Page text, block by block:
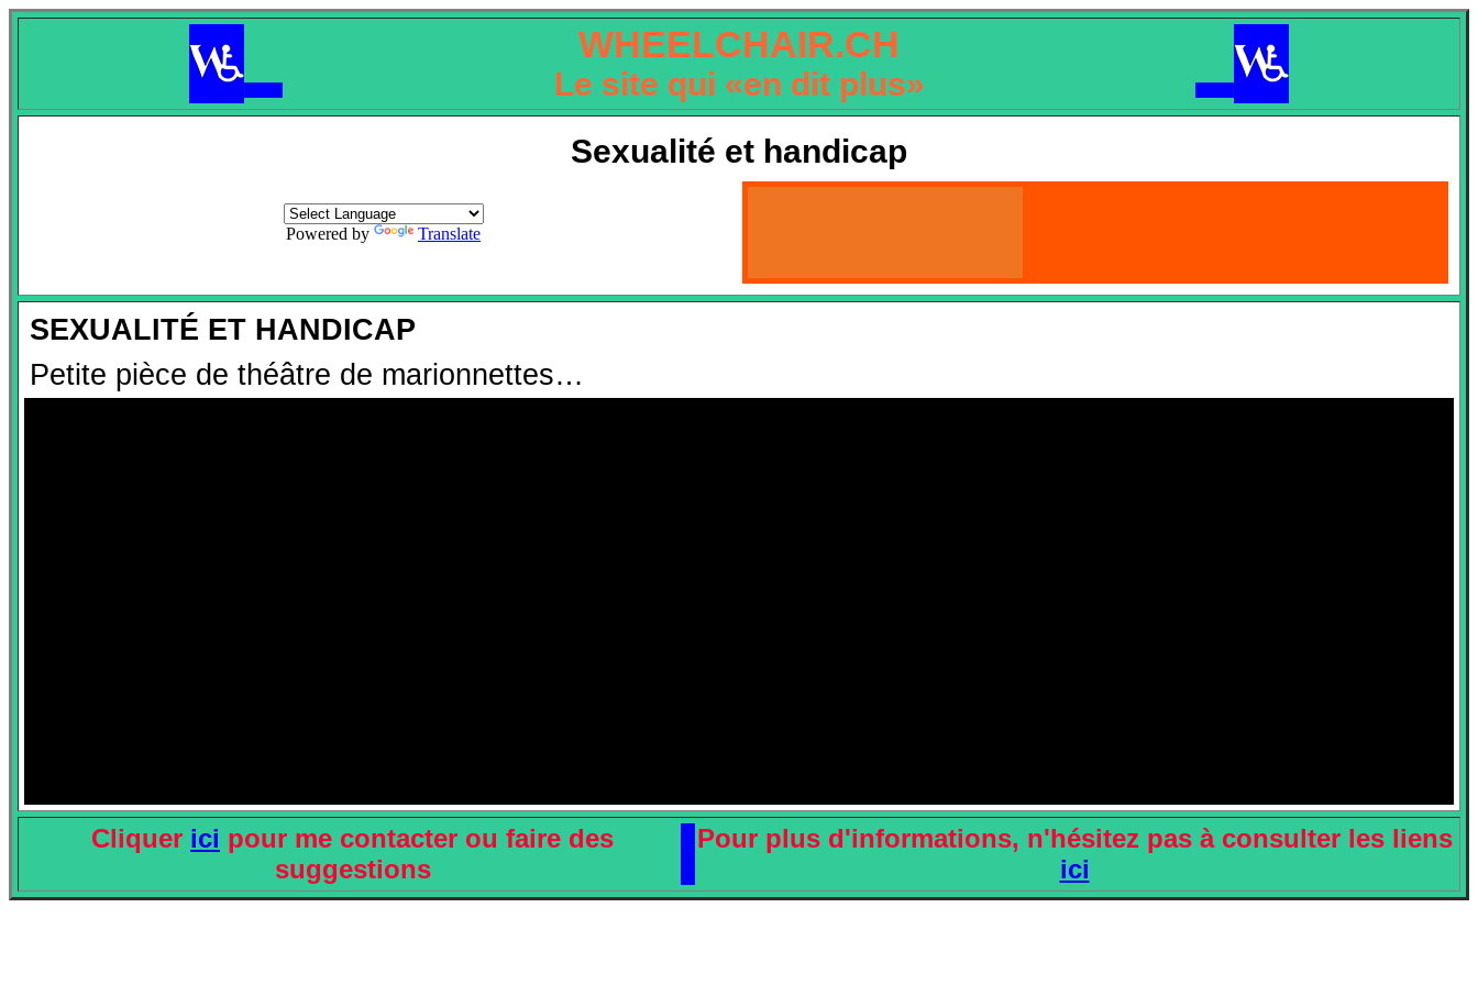
WHEELCHAIR.CH
Le site qui «en dit plus»
Sexualité et handicap
Powered by Translate
SEXUALITÉ ET HANDICAP
Petite pièce de théâtre de marionnettes…
Cliquer ici pour me contacter ou faire des
suggestions
Pour plus d'informations, n'hésitez pas à consulter les liens
ici